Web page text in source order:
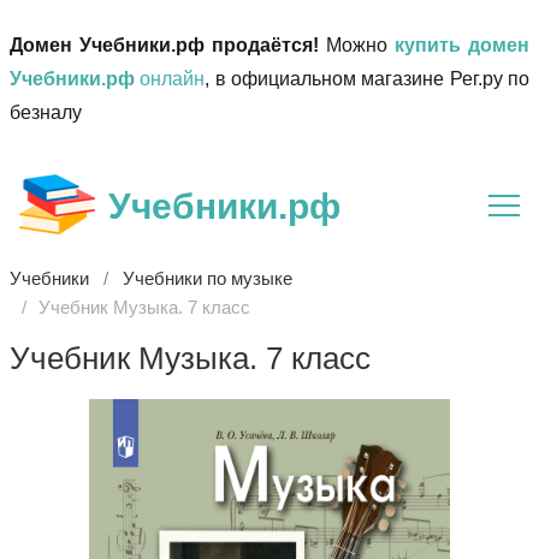
Домен Учебники.рф продаётся! Можно купить домен
Учебники.рф онлайн, в официальном магазине Рег.ру по
безналу
Учебники.рф
Учебники
Учебники по музыке
Учебник Музыка. 7 класс
Учебник Музыка. 7 класс